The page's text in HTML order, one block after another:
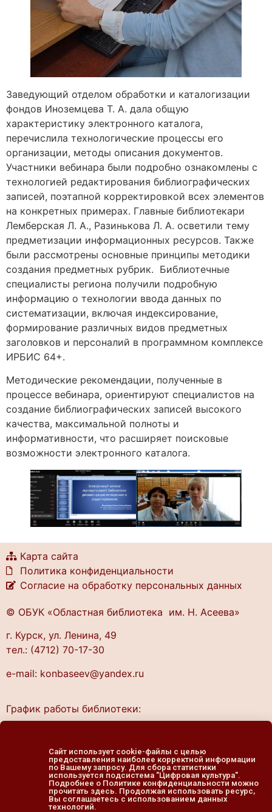
Заведующий отделом обработки и каталогизации
фондов Иноземцева Т. А. дала общую
характеристику электронного каталога,
перечислила технологические процессы его
организации, методы описания документов.
Участники вебинара были подробно ознакомлены с
технологией редактирования библиографических
записей, поэтапной корректировкой всех элементов
на конкретных примерах. Главные библиотекари
Лемберская Л. А., Разинькова Л. А. осветили тему
предметизации информационных ресурсов. Также
были рассмотрены основные принципы методики
создания предметных рубрик. Библиотечные
специалисты региона получили подробную
информацию о технологии ввода данных по
систематизации, включая индексирование,
формирование различных видов предметных
заголовков и персоналий в программном комплексе
ИРБИС 64+.
Методические рекомендации, полученные в
процессе вебинара, ориентируют специалистов на
создание библиографических записей высокого
качества, максимальной полноты и
информативности, что расширяет поисковые
возможности электронного каталога.
Карта сайта
Политика конфиденциальности
Согласие на обработку персональных данных
© ОБУК «Областная библиотека им. Н. Асеева»
г. Курск, ул. Ленина, 49
тел.: (4712) 70-17-30
e-mail: konbaseev@yandex.ru
График работы библиотеки:
10.00 — 20.00
пятница — выходной
cуббота, воскресенье
11.00 — 19.00
Сайт использует cookie-файлы с целью
предоставления наиболее корректной информации
по Вашему запросу. Для сбора статистики
используется подсистема "Цифровая культура".
Подробнее о Политике конфиденциальности можно
прочитать здесь. Продолжая использовать ресурс,
Вы соглашаетесь с использованием данных
технологий.